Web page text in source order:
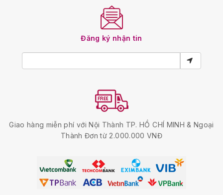
Đăng ký nhận tin
Giao hàng miễn phí với Nội Thành TP. HỒ CHÍ MINH & Ngoại
Thành Đơn từ 2.000.000 VNĐ